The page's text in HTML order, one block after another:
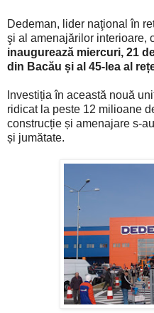
Dedeman, lider naţional în
şi al amenajărilor interioare,
inaugurează miercuri, 21
din Bacău și al 45-lea al
Investiția în această nouă
ridicat la peste 12 milioane
construcție și amenajare s-
și jumătate.